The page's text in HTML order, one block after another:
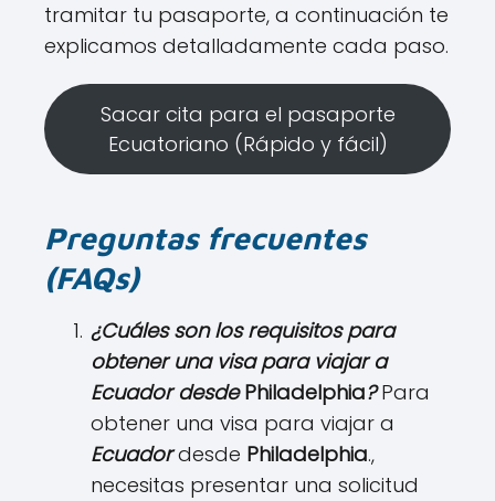
tramitar tu pasaporte, a continuación te
explicamos detalladamente cada paso.
Sacar cita para el pasaporte
Ecuatoriano (Rápido y fácil)
Preguntas frecuentes
(FAQs)
¿Cuáles son los requisitos para
obtener una visa para viajar a
Ecuador desdePhiladelphia?Para
obtener una visa para viajar a
Ecuadordesde Philadelphia.,
necesitas presentar una solicitud